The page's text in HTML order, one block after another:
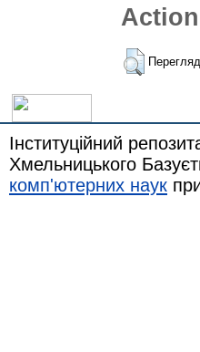
Інституційний
Хмельницького
комп'ютерних наук